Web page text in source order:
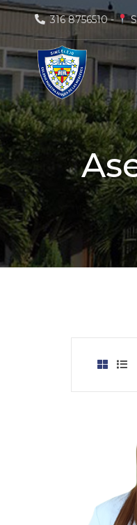
Skip
content
316 8756510 -